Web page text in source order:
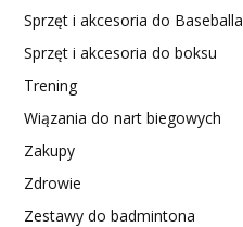
Sprzęt i akcesoria do Baseballa
Sprzęt i akcesoria do boksu
Trening
Wiązania do nart biegowych
Zakupy
Zdrowie
Zestawy do badmintona